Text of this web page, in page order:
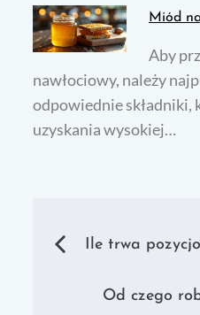
Miód
Aby
nawłociowy, należy
odpowiednie składniki,
uzyskania wysokiej…
wpisu
Ile trwa
Od czego